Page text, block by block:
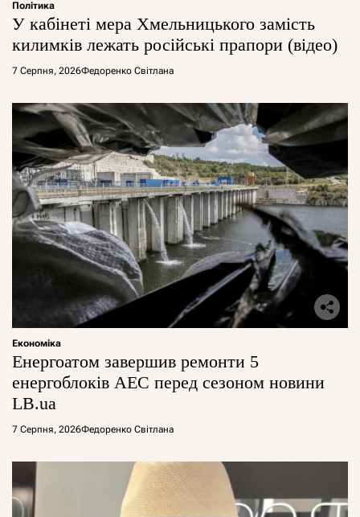
Політика
У кабінеті мера Хмельницького замість
килимків лежать російські прапори (відео)
7 Серпня, 2026Федоренко Світлана
Економіка
Енергоатом завершив ремонти 5
енергоблоків АЕС перед сезоном новини
LB.ua
7 Серпня, 2026Федоренко Світлана